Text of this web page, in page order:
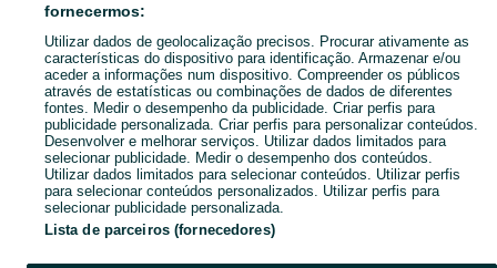
fornecermos:
Utilizar dados de geolocalização precisos. Procurar ativamente as
características do dispositivo para identificação. Armazenar e/ou
aceder a informações num dispositivo. Compreender os públicos
através de estatísticas ou combinações de dados de diferentes
fontes. Medir o desempenho da publicidade. Criar perfis para
publicidade personalizada. Criar perfis para personalizar conteúdos.
Desenvolver e melhorar serviços. Utilizar dados limitados para
selecionar publicidade. Medir o desempenho dos conteúdos.
Utilizar dados limitados para selecionar conteúdos. Utilizar perfis
para selecionar conteúdos personalizados. Utilizar perfis para
selecionar publicidade personalizada.
Lista de parceiros (fornecedores)